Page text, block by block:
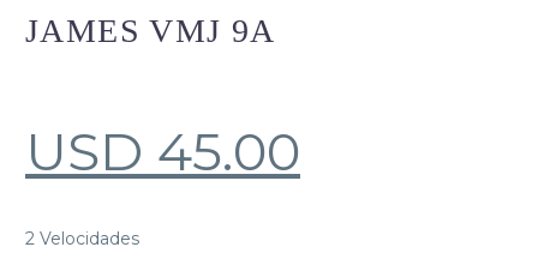
JAMES VMJ 9A
USD 45.00
2 Velocidades